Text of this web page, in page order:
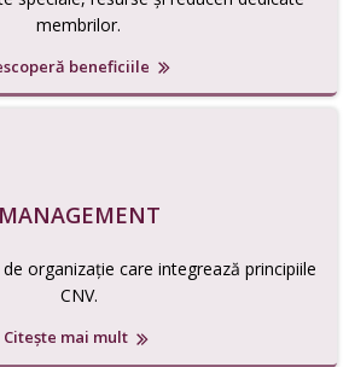
membrilor.
beneficiile
MANAGEMENT
organizație care integrează principiile
CNV.
Citește mai mult